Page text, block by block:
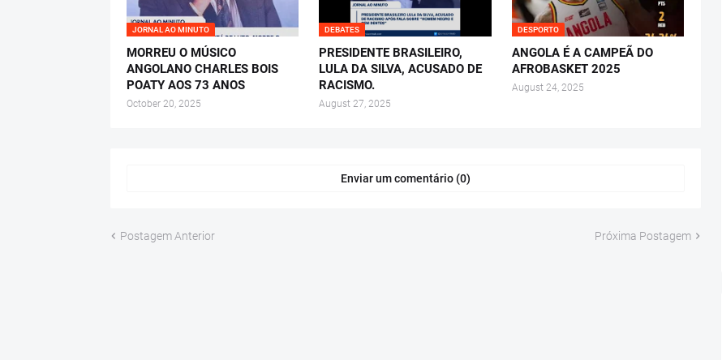
JORNAL AO MINUTO
MORREU O MÚSICO
ANGOLANO CHARLES BOIS
POATY AOS 73 ANOS
October 20, 2025
DEBATES
PRESIDENTE BRASILEIRO,
LULA DA SILVA, ACUSADO DE
RACISMO.
August 27, 2025
DESPORTO
ANGOLA É A CAMPEÃ DO
AFROBASKET 2025
August 24, 2025
Enviar um comentário (0)
Postagem Anterior Próxima Postagem